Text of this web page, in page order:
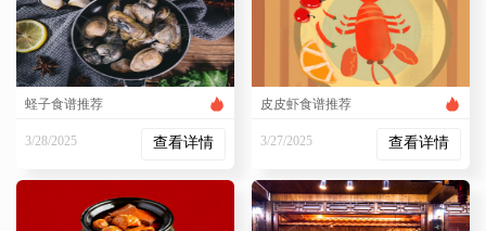
蛏子食谱推荐
3/28/2025
查看详情
皮皮虾食谱推荐
3/27/2025
查看详情